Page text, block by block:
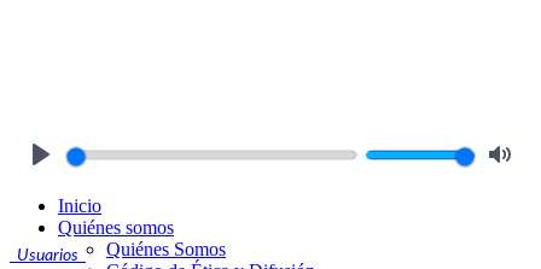
Usuarios
Inicio
Quiénes somos
Quiénes Somos